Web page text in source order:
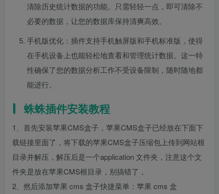
清除历史统计数据的功能。只需轻轻一点，即可清除不
必要的数据，让您的数据库保持清爽高效。
手机版优化：插件支持手机触屏版和手机标准版，使得
在手机设备上也能轻松地查看和管理统计数据。这一特
性确保了您的数据分析工作不受设备限制，随时随地都
能进行。
蛛蛛插件安装教程
1、首先安装苹果CMS盒子，苹果CMS盒子已经放在下面下
载链接里面了，将下载的苹果CMS盒子压缩包上传到网站根
目录并解压，解压后是一个application 文件夹，注意这个文
件夹是放在苹果CMS根目录，别搞错了，
2、然后添加苹果 cms 盒子快捷菜单：苹果 cms 盒